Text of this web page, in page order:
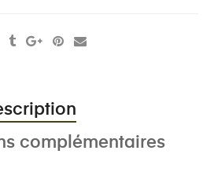
complémentaires